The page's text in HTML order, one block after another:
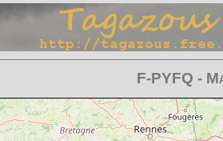
F-PYFQ -